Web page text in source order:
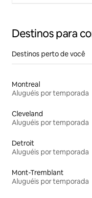
Destinos para
Destinos perto de você
Montreal
Aluguéis por temporada
Cleveland
Aluguéis por temporada
Detroit
Aluguéis por temporada
Mont-Tremblant
Aluguéis por temporada